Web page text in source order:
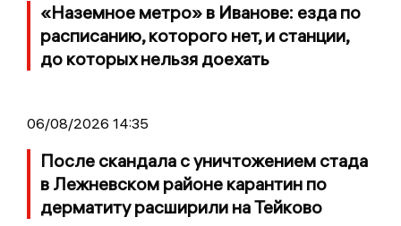
«Наземное метро» в Иванове: езда по
расписанию, которого нет, и станции,
до которых нельзя доехать
06/08/2026 14:35
После скандала с уничтожением стада
в Лежневском районе карантин по
дерматиту расширили на Тейково